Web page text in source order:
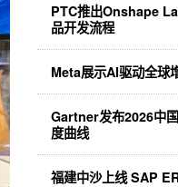
PTC推出Onshape
品开发流程
Meta展示AI驱动全球
Gartner发布2026中
度曲线
福建中沙上线 SAP